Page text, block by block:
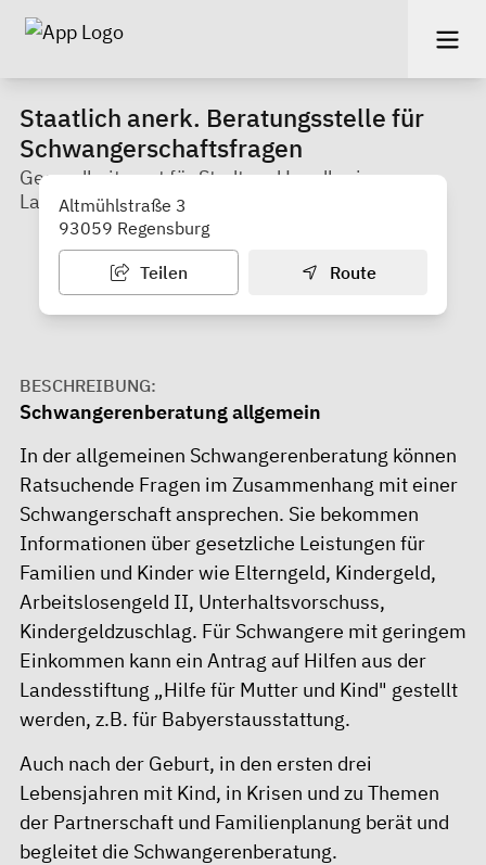
Staatlich anerk. Beratungsstelle für
Schwangerschaftsfragen
Gesundheitsamt für Stadt und Landkreis,
Landratsamt Regensburg
Altmühlstraße 3
93059 Regensburg
Teilen Route
BESCHREIBUNG:
Schwangerenberatung allgemein
In der allgemeinen Schwangerenberatung können
Ratsuchende Fragen im Zusammenhang mit einer
Schwangerschaft ansprechen. Sie bekommen
Informationen über gesetzliche Leistungen für
Familien und Kinder wie Elterngeld, Kindergeld,
Arbeitslosengeld II, Unterhaltsvorschuss,
Kindergeldzuschlag. Für Schwangere mit geringem
Einkommen kann ein Antrag auf Hilfen aus der
Landesstiftung „Hilfe für Mutter und Kind" gestellt
werden, z.B. für Babyerstausstattung.
Auch nach der Geburt, in den ersten drei
Lebensjahren mit Kind, in Krisen und zu Themen
der Partnerschaft und Familienplanung berät und
begleitet die Schwangerenberatung.